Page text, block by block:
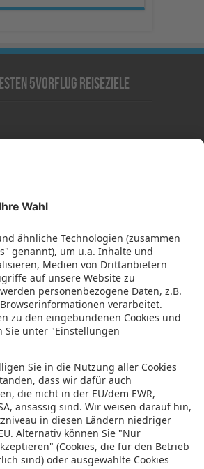
5vorFlug Reiseziele
uns mit RSS
Strände und
Zauber 27. Juni 2023
Strände Hollands: Eine
20. Juni 2023
in Athen: Das
Griechenlands 13. Juni